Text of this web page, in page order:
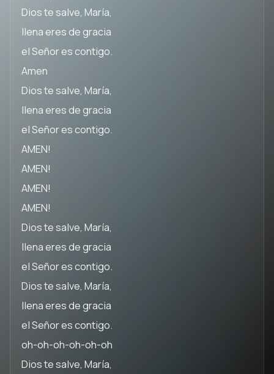
Dios te salve, María,
llena eres de gracia
el Señor es contigo.
Amen
Dios te salve, María,
llena eres de gracia
el Señor es contigo.
AMEN!
AMEN!
AMEN!
AMEN!
Dios te salve, María,
llena eres de gracia
el Señor es contigo.
Dios te salve, María,
llena eres de gracia
el Señor es contigo.
oh-oh-oh-oh-oh-oh
Dios te salve, María,